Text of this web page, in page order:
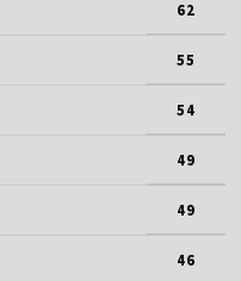
62
55
54
49
49
46